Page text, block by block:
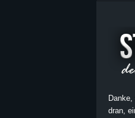
dran,